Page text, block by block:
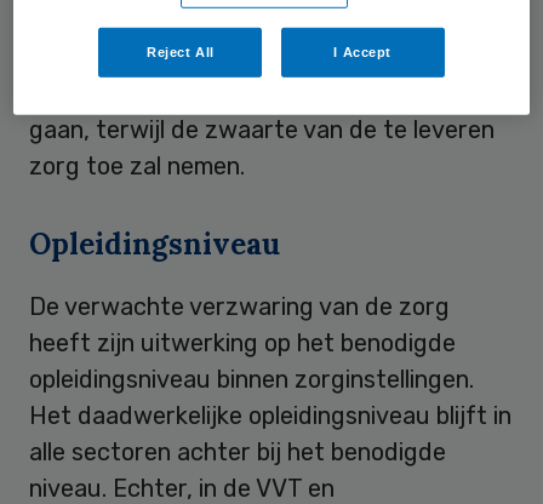
overschot op de overheidsbegroting. In
deze twee sectoren verwachten veel
gaan, terwijl de zwaarte van de te leveren
zorg toe zal nemen.
Opleidingsniveau
De verwachte verzwaring van de zorg
heeft zijn uitwerking op het benodigde
opleidingsniveau binnen zorginstellingen.
Het daadwerkelijke opleidingsniveau blijft in
alle sectoren achter bij het benodigde
niveau. Echter, in de VVT en
Reject All I Accept